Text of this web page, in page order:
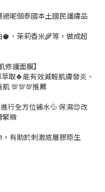
呢個泰國本土國民護膚品
、茉莉香米🌾等，做成超
修護面膜】
取🍀能有效減輕肌膚發炎、
💯💯💯推薦
行全方位補水💦 保濕😍改
緊緻
有助於刺激底層膠原生